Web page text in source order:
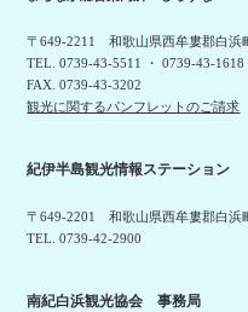
〒649-2211 和歌山県西牟婁郡白浜
TEL. 0739-43-5511 ・ 0739-43-1618
FAX. 0739-43-3202
観光に関するパンフレットのご請求
紀伊半島観光情報ステーション
〒649-2201 和歌山県西牟婁郡白浜
TEL. 0739-42-2900
南紀白浜観光協会 事務局